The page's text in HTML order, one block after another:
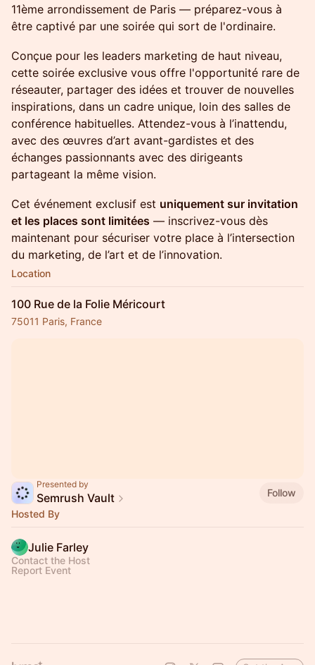
11ème arrondissement de Paris — préparez-vous à
être captivé par une soirée qui sort de l'ordinaire.
Conçue pour les leaders marketing de haut niveau,
cette soirée exclusive vous offre l'opportunité rare de
réseauter, partager des idées et trouver de nouvelles
inspirations, dans un cadre unique, loin des salles de
conférence habituelles. Attendez-vous à l’inattendu,
avec des œuvres d’art avant-gardistes et des
échanges passionnants avec des dirigeants
partageant la même vision.
Cet événement exclusif est uniquement sur invitation
et les places sont limitées — inscrivez-vous dès
maintenant pour sécuriser votre place à l’intersection
du marketing, de l’art et de l’innovation.
Location
100 Rue de la Folie Méricourt
75011 Paris, France
Presented by
Semrush Vault
Follow
Hosted By
Julie Farley
Contact the Host
Report Event